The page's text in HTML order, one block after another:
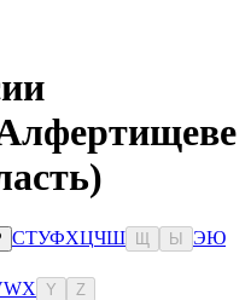
СТУФХЦЧШ Ы ЭЮ
WX Y Z